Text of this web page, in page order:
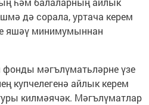
дә сорала, уртача керем
яшәү минимумыннан
мәгълүматьләрне үзе
купчелегенә айлык керем
килмәячәк. Мәгълүматлар